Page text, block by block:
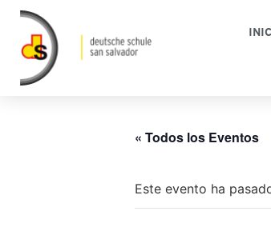
« Todos los Eventos
Este evento ha